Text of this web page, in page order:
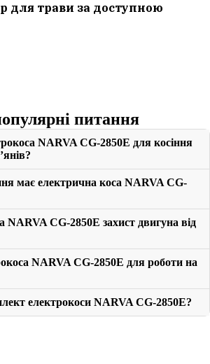
для трави за доступною
питання
NARVA CG-2850E для косіння
має електрична коса NARVA CG-
NARVA CG-2850E захист двигуна від
NARVA CG-2850E для роботи на
електрокоси NARVA CG-2850E?